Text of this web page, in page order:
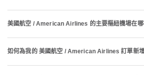
美國航空 / American Airlines 的主要樞紐機場在哪
如何為我的 美國航空 / American Airlines 訂單新